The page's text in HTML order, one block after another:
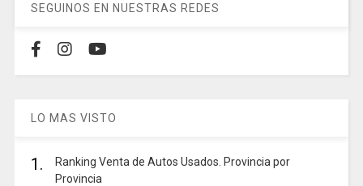
SEGUINOS EN NUESTRAS REDES
LO MAS VISTO
1.
Ranking Venta de Autos Usados. Provincia por
Provincia